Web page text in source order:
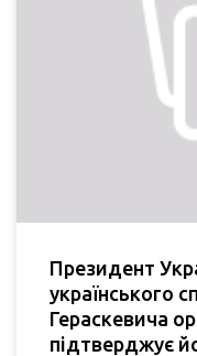
Президент
українського
Гераскевича
підтверджує